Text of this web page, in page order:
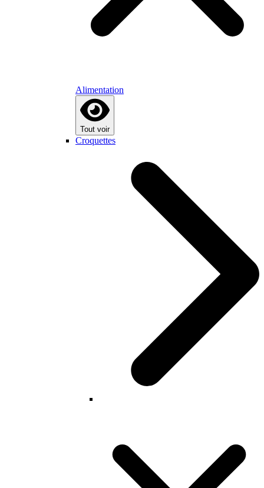
Alimentation
Tout voir
Croquettes